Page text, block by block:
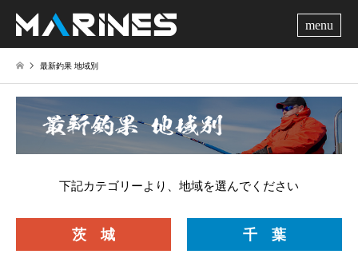
最新釣果 地域別
下記カテゴリーより、地域を選んでください
茨 城 千 葉